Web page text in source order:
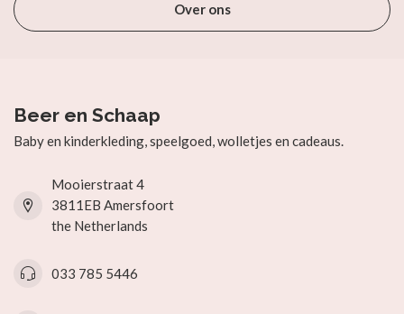
Over ons
Beer en Schaap
Baby en kinderkleding, speelgoed, wolletjes en cadeaus.
Mooierstraat 4
3811EB Amersfoort
the Netherlands
033 785 5446